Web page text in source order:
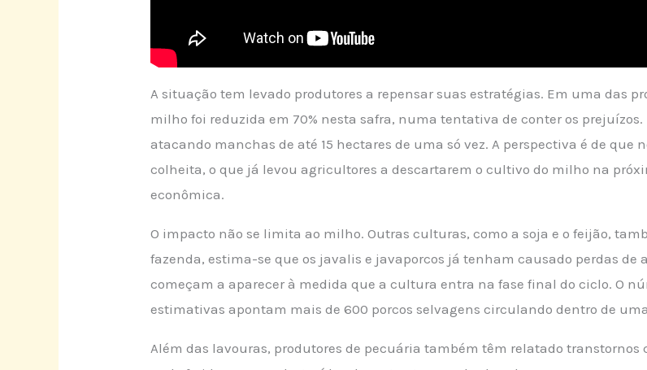
A situação tem levado produtores a repensar suas estratégias. Em uma das
milho foi reduzida em 70% nesta safra, numa tentativa de conter os
atacando manchas de até 15 hectares de uma só vez. A perspectiva é de que
colheita, o que já levou agricultores a descartarem o cultivo do milho na
econômica.
O impacto não se limita ao milho. Outras culturas, como a soja e o feijão,
fazenda, estima-se que os javalis e javaporcos já tenham causado perdas de
começam a aparecer à medida que a cultura entra na fase final do ciclo. O
estimativas apontam mais de 600 porcos selvagens circulando dentro de
Além das lavouras, produtores de pecuária também têm relatado transtornos